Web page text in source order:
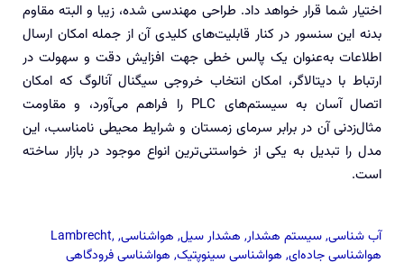
اختیار شما قرار خواهد داد. طراحی مهندسی شده، زیبا و البته مقاوم
بدنه این سنسور در کنار قابلیت‌های کلیدی آن از جمله امکان ارسال
اطلاعات به‌عنوان یک پالس خطی جهت افزایش دقت و سهولت در
ارتباط با دیتالاگر‌، امکان انتخاب خروجی سیگنال آنالوگ که امکان
اتصال آسان به سیستم‌های PLC را فراهم می‌آورد، و مقاومت
مثال‌زدنی آن در برابر سرمای زمستان و شرایط محیطی نامناسب، این
مدل را تبدیل به یکی از خواستنی‌ترین انواع موجود در بازار ساخته
است.
Lambrecht, آب شناسی,سیستم هشدار, هشدار سیل, هواشناسی,
هواشناسی جاده‌ای, هواشناسی سینوپتیک, هواشناسی فرودگاهی